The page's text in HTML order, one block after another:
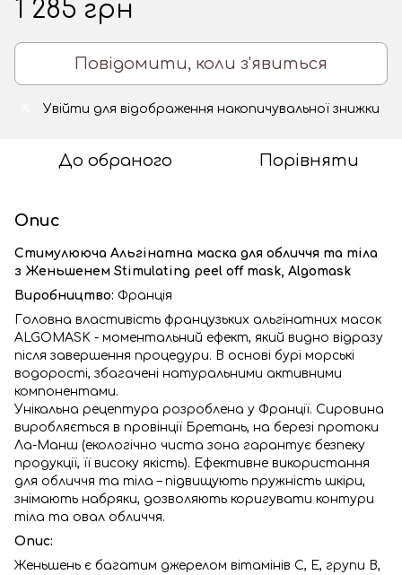
1 285 грн
Повідомити, коли з'явиться
Увійти для відображення накопичувальної знижки
До обраного Порівняти
Опис
Стимулююча Альгінатна маска для обличчя та тіла
з Женьшенем Stimulating peel off mask, Algomask
Виробництво: Франція
Головна властивість французьких альгінатних масок
ALGOMASK - моментальний ефект, який видно відразу
після завершення процедури. В основі бурі морські
водорості, збагачені натуральними активними
компонентами.
Унікальна рецептура розроблена у Франції. Сировина
виробляється в провінції Бретань, на березі протоки
Ла-Манш (екологічно чиста зона гарантує безпеку
продукції, її високу якість). Ефективне використання
для обличчя та тіла – підвищують пружність шкіри,
знімають набряки, дозволяють коригувати контури
тіла та овал обличчя.
Опис:
Женьшень є багатим джерелом вітамінів С, Е, групи В,